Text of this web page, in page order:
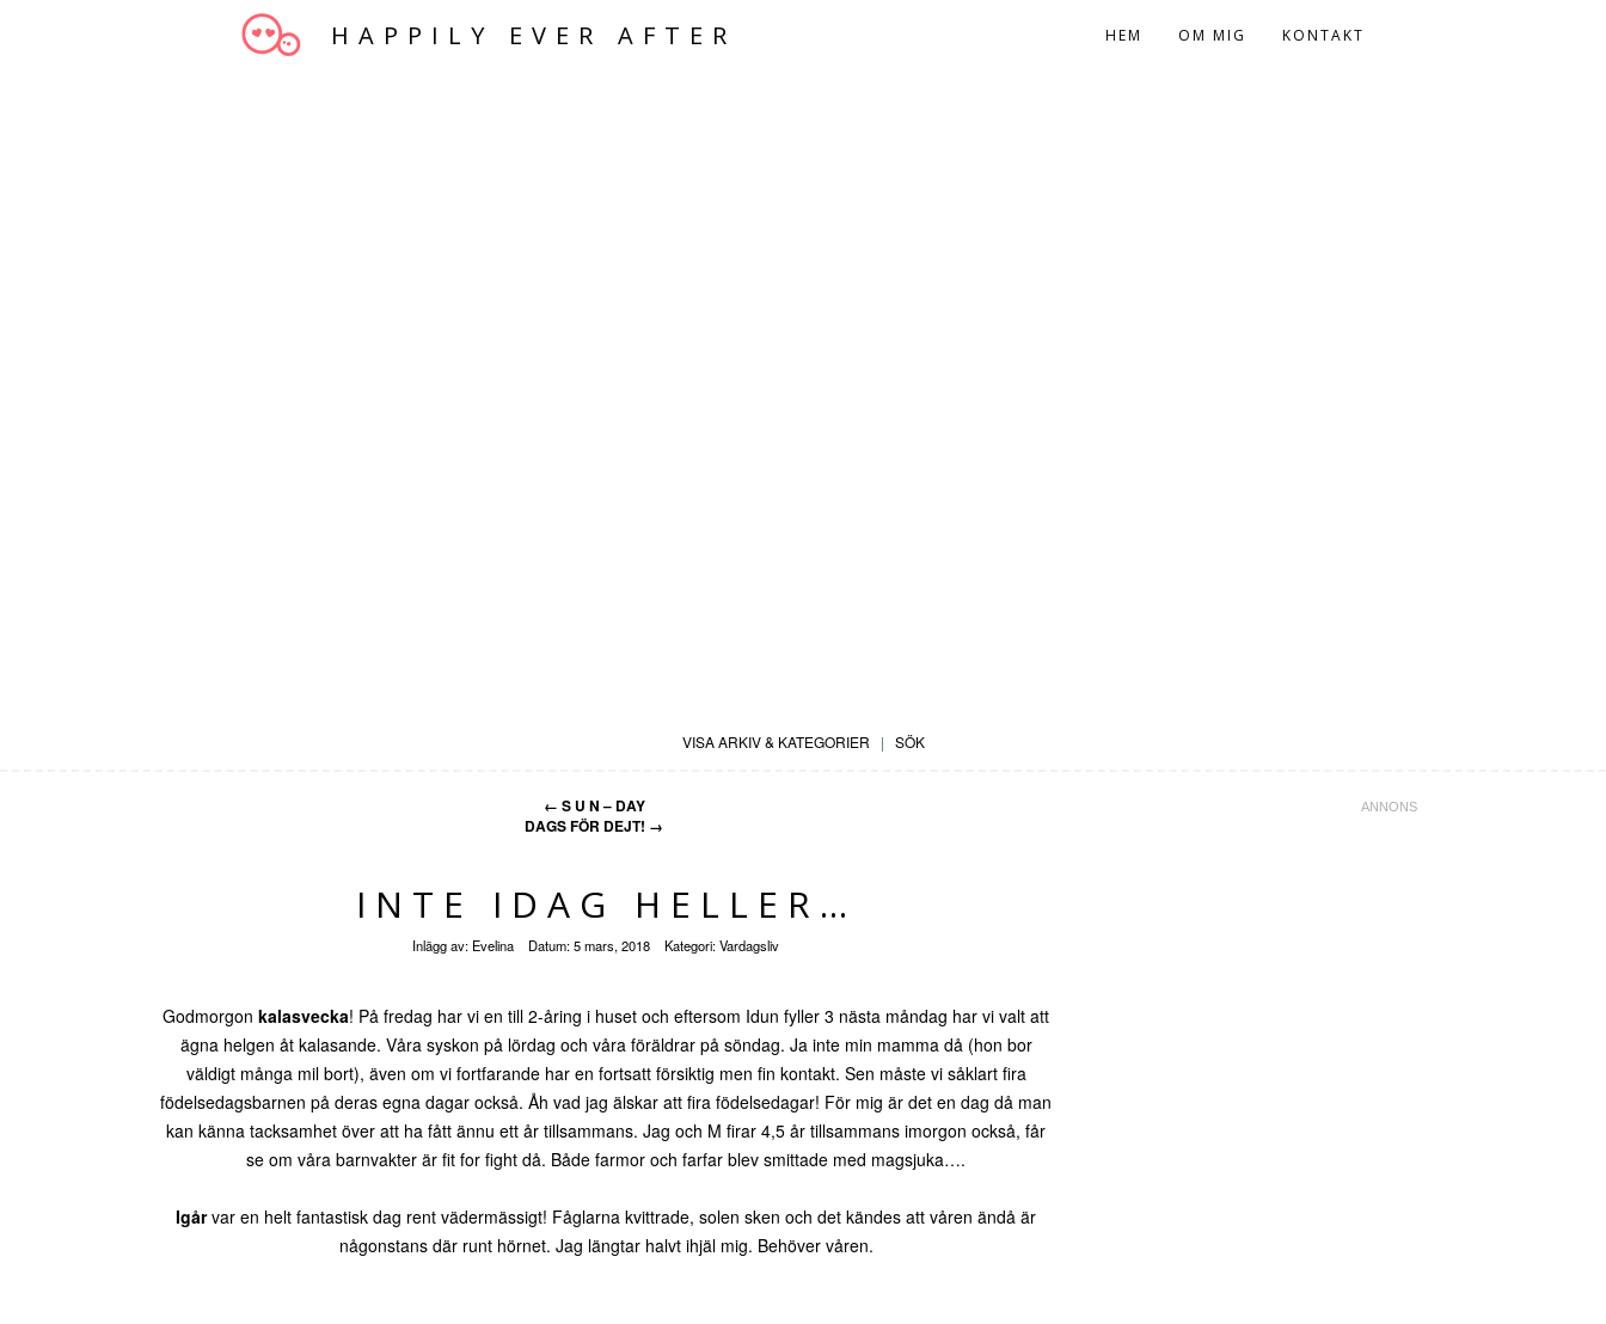
HAPPILY EVER AFTER HEM OM MIG KONTAKT
VISA ARKIV & KATEGORIER | SÖK
← S U N – DAY
DAGS FÖR DEJT! →
INTE IDAG HELLER…
Inlägg av: Evelina Datum:5 mars, 2018 Kategori:Vardagsliv
Godmorgon kalasvecka! På fredag har vi en till 2-åring i huset och eftersom Idun fyller 3 nästa måndag har vi valt att
ägna helgen åt kalasande. Våra syskon på lördag och våra föräldrar på söndag. Ja inte min mamma då (hon bor
väldigt många mil bort), även om vi fortfarande har en fortsatt försiktig men fin kontakt. Sen måste vi såklart fira
födelsedagsbarnen på deras egna dagar också. Åh vad jag älskar att fira födelsedagar! För mig är det en dag då man
kan känna tacksamhet över att ha fått ännu ett år tillsammans. Jag och M firar 4,5 år tillsammans imorgon också, får
se om våra barnvakter är fit for fight då. Både farmor och farfar blev smittade med magsjuka….
Igårvar en helt fantastisk dag rent vädermässigt! Fåglarna kvittrade, solen sken och det kändes att våren ändå är
någonstans där runt hörnet. Jag längtar halvt ihjäl mig. Behöver våren.